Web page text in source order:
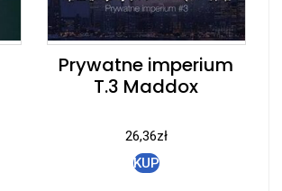
Prywatne imperium
T.3 Maddox
26,36zł
KUP